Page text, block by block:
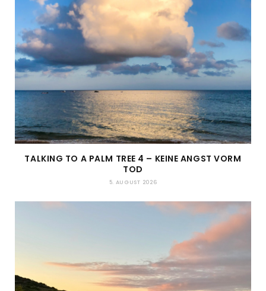
TALKING TO A PALM TREE 4 – KEINE ANGST VORM
TOD
5. AUGUST 2026